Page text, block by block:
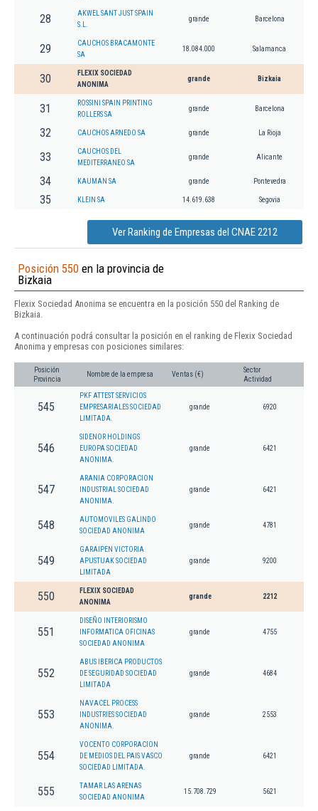
28
AKWEL SANT JUST SPAIN
S.L.
grande Barcelona
29
CAUCHOS BRACAMONTE
SA
18.084.000 Salamanca
30
FLEXIX SOCIEDAD
ANONIMA
grande Bizkaia
31
ROSSINI SPAIN PRINTING
ROLLERS SA
grande Barcelona
32 CAUCHOS ARNEDO SA grande La Rioja
33
CAUCHOS DEL
MEDITERRANEO SA
grande Alicante
34 KAUMAN SA grande Pontevedra
35 KLEIN SA 14.619.638 Segovia
Ver Ranking de Empresas del CNAE 2212
Posición 550 en la provincia de
Bizkaia
Flexix Sociedad Anonima se encuentra en la posición 550 del Ranking de
Bizkaia.
A continuación podrá consultar la posición en el ranking de Flexix Sociedad
Anonima y empresas con posiciones similares:
Posición
Provincia
Nombre de la empresa Ventas (€)
Sector
Actividad
545
PKF ATTEST SERVICIOS
EMPRESARIALES SOCIEDAD
LIMITADA.
grande 6920
546
SIDENOR HOLDINGS
EUROPA SOCIEDAD
ANONIMA.
grande 6421
547
ARANIA CORPORACION
INDUSTRIAL SOCIEDAD
ANONIMA.
grande 6421
548
AUTOMOVILES GALINDO
SOCIEDAD ANONIMA
grande 4781
549
GARAIPEN VICTORIA
APUSTUAK SOCIEDAD
LIMITADA
grande 9200
550
FLEXIX SOCIEDAD
ANONIMA
grande 2212
551
DISEÑO INTERIORISMO
INFORMATICA OFICINAS
SOCIEDAD ANONIMA
grande 4755
552
ABUS IBERICA PRODUCTOS
DE SEGURIDAD SOCIEDAD
LIMITADA
grande 4684
553
NAVACEL PROCESS
INDUSTRIES SOCIEDAD
ANONIMA.
grande 2553
554
VOCENTO CORPORACION
DE MEDIOS DEL PAIS VASCO
SOCIEDAD LIMITADA.
grande 6421
555
TAMAR LAS ARENAS
SOCIEDAD ANONIMA
15.708.729 5621